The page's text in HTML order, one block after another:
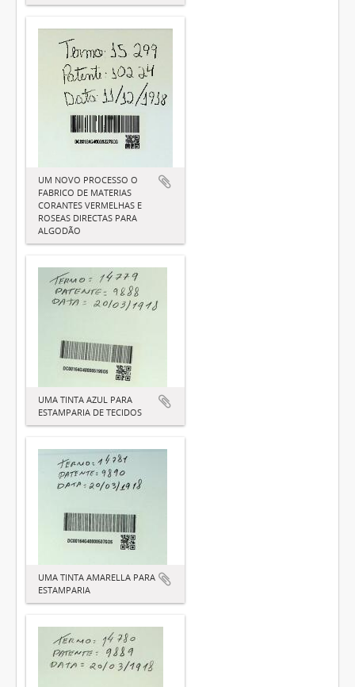
UM NOVO PROCESSO O
FABRICO DE MATERIAS
CORANTES VERMELHAS E
ROSEAS DIRECTAS PARA
ALGODÃO
UMA TINTA AZUL PARA
ESTAMPARIA DE TECIDOS
UMA TINTA AMARELLA PARA
ESTAMPARIA